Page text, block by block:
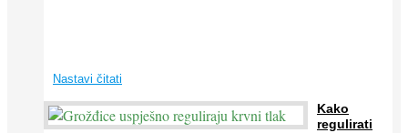
Nastavi čitati
Kako
regulirati